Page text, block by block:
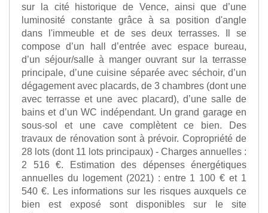
sur la cité historique de Vence, ainsi que d’une
luminosité constante grâce à sa position d'angle
dans l'immeuble et de ses deux terrasses. Il se
compose d’un hall d’entrée avec espace bureau,
d’un séjour/salle à manger ouvrant sur la terrasse
principale, d’une cuisine séparée avec séchoir, d’un
dégagement avec placards, de 3 chambres (dont une
avec terrasse et une avec placard), d’une salle de
bains et d’un WC indépendant. Un grand garage en
sous-sol et une cave complètent ce bien. Des
travaux de rénovation sont à prévoir. Copropriété de
28 lots (dont 11 lots principaux) - Charges annuelles :
2 516 €. Estimation des dépenses énergétiques
annuelles du logement (2021) : entre 1 100 € et 1
540 €. Les informations sur les risques auxquels ce
bien est exposé sont disponibles sur le site